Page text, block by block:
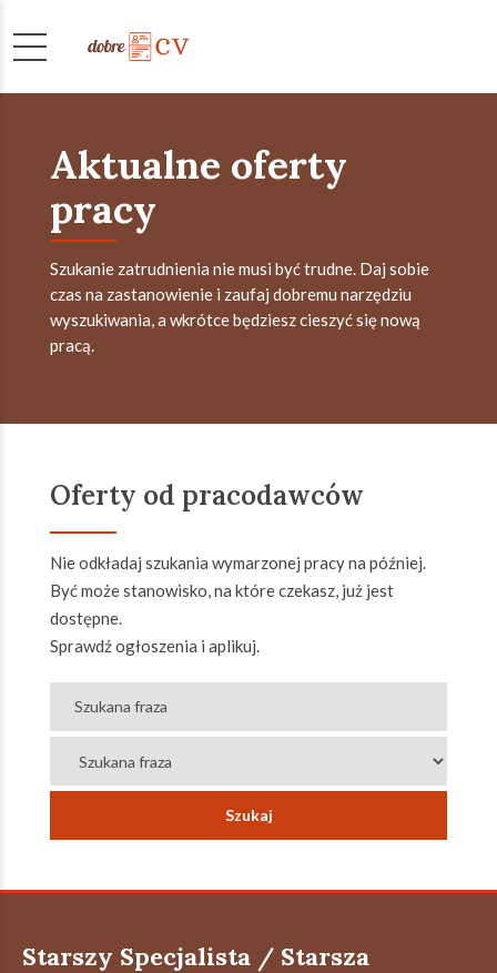
Aktualne oferty
pracy
Szukanie zatrudnienia nie musi być trudne. Daj sobie
czas na zastanowienie i zaufaj dobremu narzędziu
wyszukiwania, a wkrótce będziesz cieszyć się nową
pracą.
Oferty od pracodawców
Nie odkładaj szukania wymarzonej pracy na później.
Być może stanowisko, na które czekasz, już jest
dostępne.
Sprawdź ogłoszenia i aplikuj.
Starszy Specjalista / Starsza